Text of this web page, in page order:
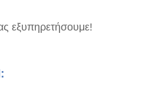
εξυπηρετήσουμε!